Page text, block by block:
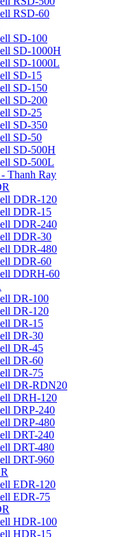
RSD-60
SD-100
SD-1000H
SD-1000L
SD-15
SD-150
SD-200
SD-25
SD-350
SD-50
SD-500H
SD-500L
Thanh Ray
DDR-120
DDR-15
DDR-240
DDR-30
DDR-480
DDR-60
DDRH-60
DR-100
DR-120
DR-15
DR-30
DR-45
DR-60
DR-75
DR-RDN20
DRH-120
DRP-240
DRP-480
DRT-240
DRT-480
DRT-960
EDR-120
EDR-75
HDR-100
HDR-15